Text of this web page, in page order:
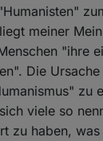
meiner
"ihre
Die
zu
viele so
zu haben, was